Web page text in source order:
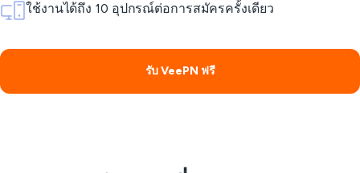
ใช้งานได้ถึง 10 อุปกรณ์ต่อการสมัครครั้งเดียว
รับ VeePN ฟรี